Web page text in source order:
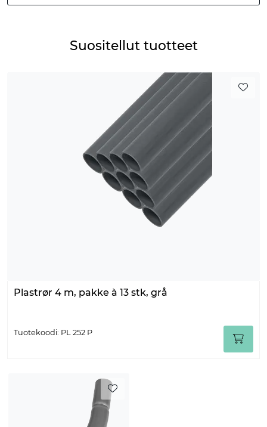
Suositellut tuotteet
Plastrør 4 m, pakke à 13 stk, grå
Tuotekoodi: PL 252 P